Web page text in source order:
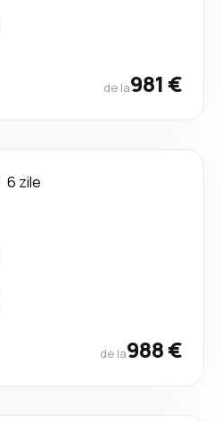
de la981 €
6 zile
de la988 €